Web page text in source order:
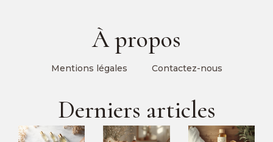
À propos
Mentions légales Contactez-nous
Derniers articles